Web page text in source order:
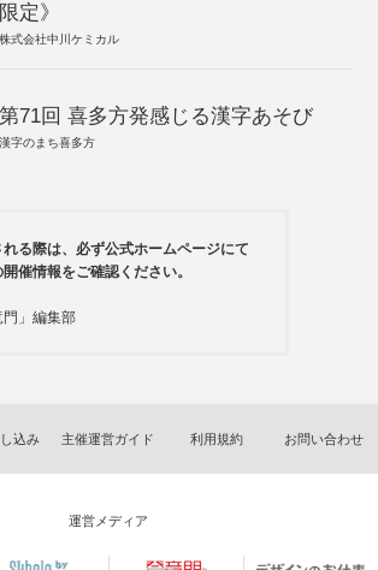
限定》
株式会社中川ケミカル
第71回 喜多方発感じる漢字あそび
漢字のまち喜多方
れる際は、必ず公式ホームページにて
催情報をご確認ください。
門」編集部
込み 主催運営ガイド 利用規約 お問い合わせ
運営メディア